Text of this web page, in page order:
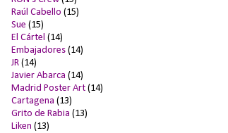
Raúl Cabello (15)
Sue (15)
El Cártel (14)
Embajadores (14)
JR (14)
Javier Abarca (14)
Madrid Poster Art (14)
Cartagena (13)
Grito de Rabia (13)
Liken (13)